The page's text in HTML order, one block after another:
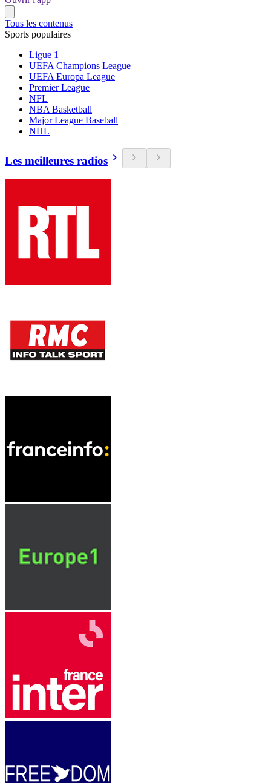
Tous les contenus
Sports populaires
Ligue 1
UEFA Champions League
UEFA Europa League
Premier League
NFL
NBA Basketball
Major League Baseball
NHL
Les meilleures radios